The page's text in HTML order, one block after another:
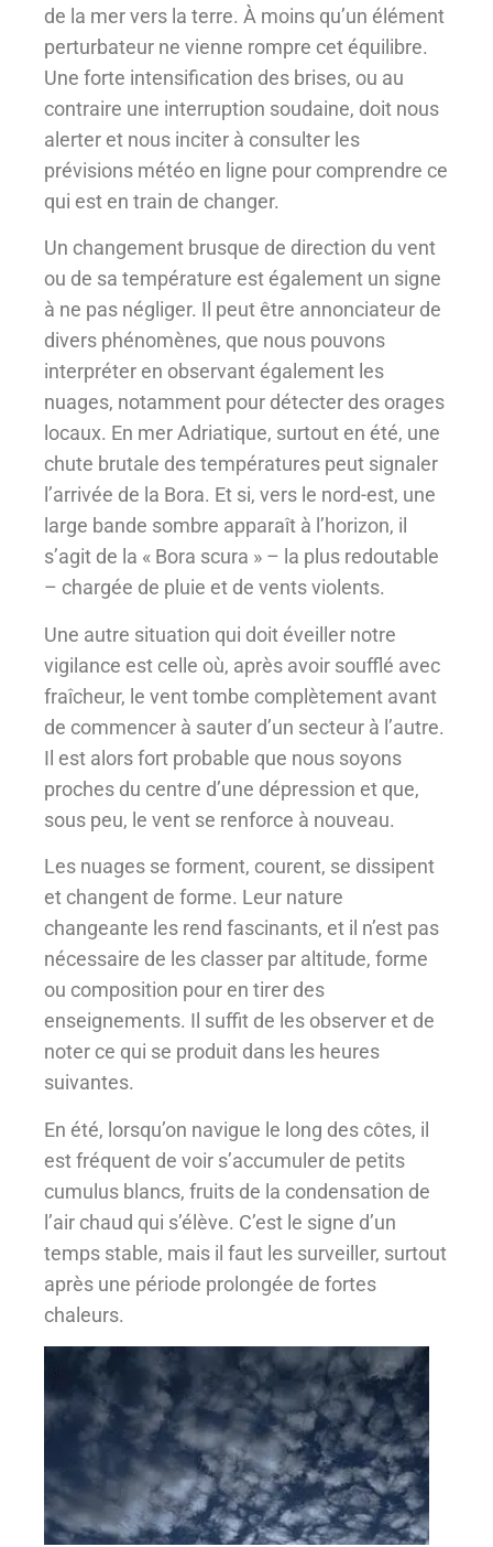
de la mer vers la terre. À moins qu’un élément
perturbateur ne vienne rompre cet équilibre.
Une forte intensification des brises, ou au
contraire une interruption soudaine, doit nous
alerter et nous inciter à consulter les
prévisions météo en ligne pour comprendre ce
qui est en train de changer.
Un changement brusque de direction du vent
ou de sa température est également un signe
à ne pas négliger. Il peut être annonciateur de
divers phénomènes, que nous pouvons
interpréter en observant également les
nuages, notamment pour détecter des orages
locaux. En mer Adriatique, surtout en été, une
chute brutale des températures peut signaler
l’arrivée de la Bora. Et si, vers le nord-est, une
large bande sombre apparaît à l’horizon, il
s’agit de la « Bora scura » – la plus redoutable
– chargée de pluie et de vents violents.
Une autre situation qui doit éveiller notre
vigilance est celle où, après avoir soufflé avec
fraîcheur, le vent tombe complètement avant
de commencer à sauter d’un secteur à l’autre.
Il est alors fort probable que nous soyons
proches du centre d’une dépression et que,
sous peu, le vent se renforce à nouveau.
Les nuages se forment, courent, se dissipent
et changent de forme. Leur nature
changeante les rend fascinants, et il n’est pas
nécessaire de les classer par altitude, forme
ou composition pour en tirer des
enseignements. Il suffit de les observer et de
noter ce qui se produit dans les heures
suivantes.
En été, lorsqu’on navigue le long des côtes, il
est fréquent de voir s’accumuler de petits
cumulus blancs, fruits de la condensation de
l’air chaud qui s’élève. C’est le signe d’un
temps stable, mais il faut les surveiller, surtout
après une période prolongée de fortes
chaleurs.